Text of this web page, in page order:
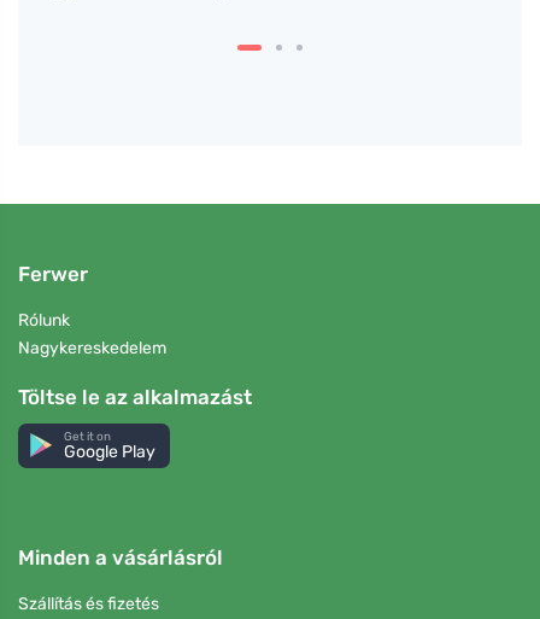
Ferwer
Rólunk
Nagykereskedelem
Töltse le az alkalmazást
Get it on
Google Play
Minden a vásárlásról
Szállítás és fizetés